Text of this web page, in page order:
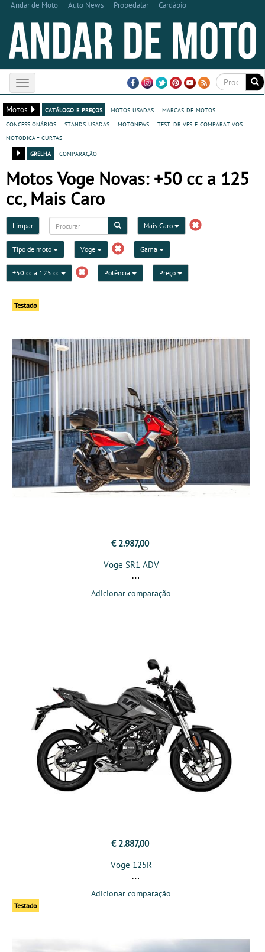
Andar de Moto Auto News Propedalar Cardápio
Toggle
navigation
Motos
catálogo e preços motos usadas
marcas de motos
concessionários
stands usadas motonews
test-drives e comparativos
motodica - curtas
grelha
comparação
Motos Voge Novas: +50 cc a 125
cc, Mais Caro
Limpar Mais Caro
Tipo de moto Voge Gama
+50 cc a 125 cc Potência Preço
Testado
€ 2.987,00
Voge SR1 ADV
Adicionar comparação
€ 2.887,00
Voge 125R
Adicionar comparação
Testado